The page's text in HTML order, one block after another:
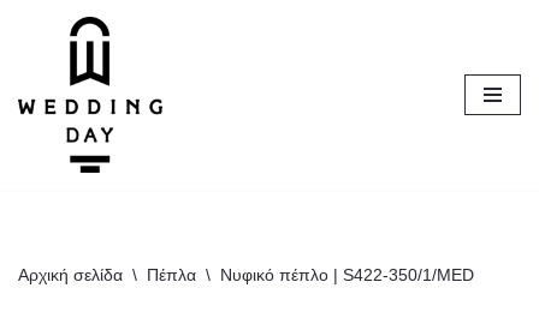
περιεχόμενο
Αρχική σελίδα \ Πέπλα \ Νυφικό πέπλο | S422-350/1/MED